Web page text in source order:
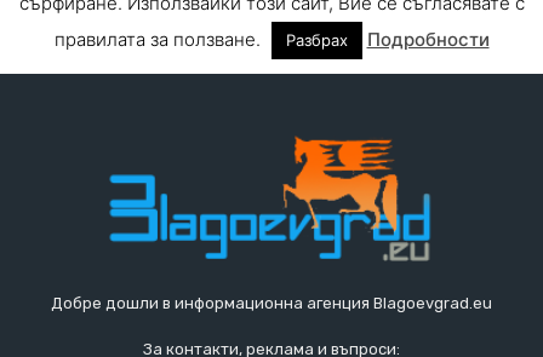
Добре дошли в информационна агенция Blagoevgrad.eu
За контакти, реклама и въпроси: